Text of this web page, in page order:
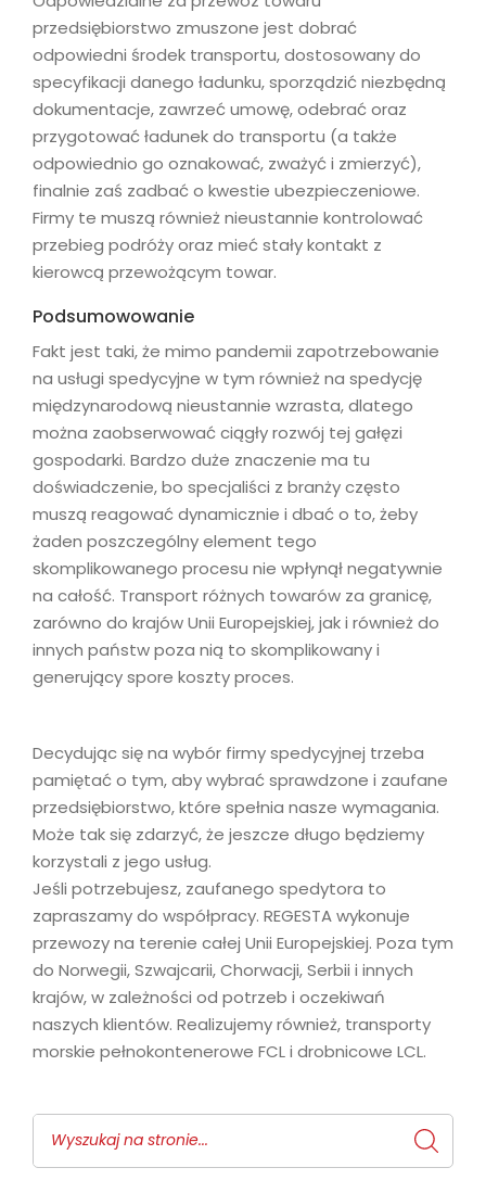
przedsiębiorstwo zmuszone jest dobrać
odpowiedni środek transportu, dostosowany do
specyfikacji danego ładunku, sporządzić niezbędną
dokumentacje, zawrzeć umowę, odebrać oraz
przygotować ładunek do transportu (a także
odpowiednio go oznakować, zważyć i zmierzyć),
finalnie zaś zadbać o kwestie ubezpieczeniowe.
Firmy te muszą również nieustannie kontrolować
przebieg podróży oraz mieć stały kontakt z
kierowcą przewożącym towar.
Podsumowowanie
Fakt jest taki, że mimo pandemii zapotrzebowanie
na usługi spedycyjne w tym również na spedycję
międzynarodową nieustannie wzrasta, dlatego
można zaobserwować ciągły rozwój tej gałęzi
gospodarki. Bardzo duże znaczenie ma tu
doświadczenie, bo specjaliści z branży często
muszą reagować dynamicznie i dbać o to, żeby
żaden poszczególny element tego
skomplikowanego procesu nie wpłynął negatywnie
na całość. Transport różnych towarów za granicę,
zarówno do krajów Unii Europejskiej, jak i również do
innych państw poza nią to skomplikowany i
generujący spore koszty proces.
Decydując się na wybór firmy spedycyjnej trzeba
pamiętać o tym, aby wybrać sprawdzone i zaufane
przedsiębiorstwo, które spełnia nasze wymagania.
Może tak się zdarzyć, że jeszcze długo będziemy
korzystali z jego usług.
Jeśli potrzebujesz, zaufanego spedytora to
zapraszamy do współpracy. REGESTA wykonuje
przewozy na terenie całej Unii Europejskiej. Poza tym
do Norwegii, Szwajcarii, Chorwacji, Serbii i innych
krajów, w zależności od potrzeb i oczekiwań
naszych klientów. Realizujemy również, transporty
morskie pełnokontenerowe FCL i drobnicowe LCL.